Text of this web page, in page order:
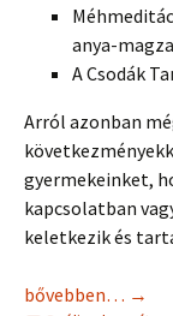
anya-
A Csodák
Arról azonban
gyermekeinket,
kapcsolatban
keletkezik és
Megérkezett a 4.
bővebben… →